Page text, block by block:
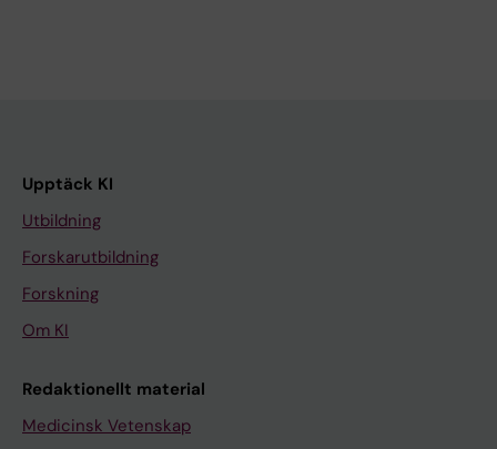
Upptäck KI
Utbildning
Forskarutbildning
Forskning
Om KI
Redaktionellt material
Medicinsk Vetenskap